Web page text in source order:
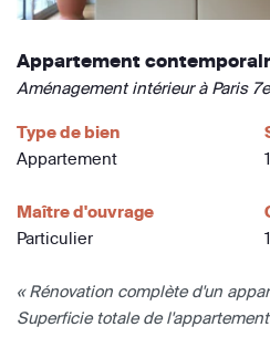
Appartement
Aménagement intérieur à Paris
Type de bien
Appartement
Maître d'ouvrage
Particulier
« Rénovation complète d'un
Superficie totale de